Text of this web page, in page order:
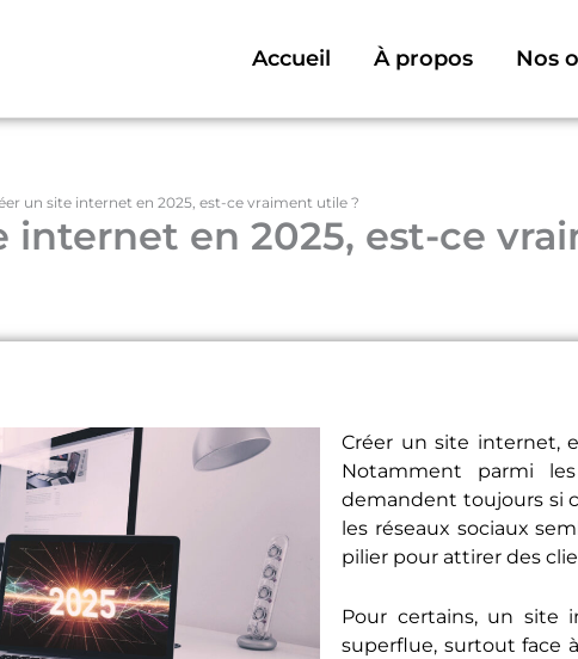
Accueil À propos Nos
un site internet en 2025, est-ce vraiment utile ?
internet en 2025, est-ce
Créer un site internet,
Notamment parmi
demandent toujours si
les réseaux sociaux
pilier pour attirer des
Pour certains, un site
superflue, surtout face